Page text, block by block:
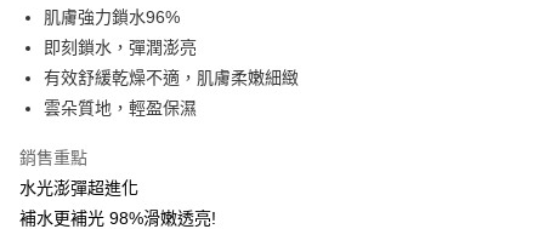
LINE Pay
Apple Pay
街口支付
悠遊付
Google Pay
肌膚強力鎖水96%
即刻鎖水，彈潤澎亮
有效舒緩乾燥不適，肌膚柔嫩細緻
雲朵質地，輕盈保濕
銷售重點
水光澎彈超進化
補水更補光 98%滑嫩透亮!